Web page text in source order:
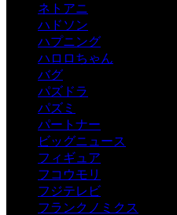
ネトアニ
ハドソン
ハプニング
ハロロちゃん
バグ
パズドラ
パズミ
パートナー
ビッグニュース
フィギュア
フコウモリ
フジテレビ
フランクノミクス